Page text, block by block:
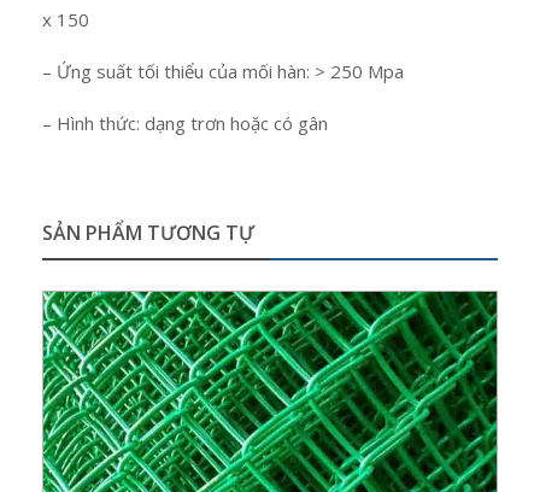
x 150
– Ứng suất tối thiểu của mối hàn: > 250 Mpa
– Hình thức: dạng trơn hoặc có gân
SẢN PHẨM TƯƠNG TỰ